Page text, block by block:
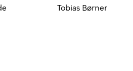
Hede Tobias Børner